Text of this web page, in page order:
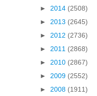
► 2014 (2508)
► 2013 (2645)
► 2012 (2736)
► 2011 (2868)
► 2010 (2867)
► 2009 (2552)
► 2008 (1911)